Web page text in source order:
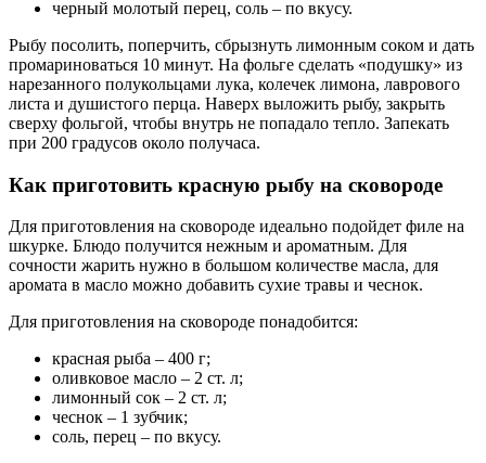
черный молотый перец, соль – по вкусу.
Рыбу посолить, поперчить, сбрызнуть лимонным соком и дать
промариноваться 10 минут. На фольге сделать «подушку» из
нарезанного полукольцами лука, колечек лимона, лаврового
листа и душистого перца. Наверх выложить рыбу, закрыть
сверху фольгой, чтобы внутрь не попадало тепло. Запекать
при 200 градусов около получаса.
Как приготовить красную рыбу на сковороде
Для приготовления на сковороде идеально подойдет филе на
шкурке. Блюдо получится нежным и ароматным. Для
сочности жарить нужно в большом количестве масла, для
аромата в масло можно добавить сухие травы и чеснок.
Для приготовления на сковороде понадобится:
красная рыба – 400 г;
оливковое масло – 2 ст. л;
лимонный сок – 2 ст. л;
чеснок – 1 зубчик;
соль, перец – по вкусу.